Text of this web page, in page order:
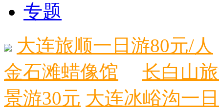
专题
大连旅顺一日游80元/人
金石滩蜡像馆
长白山
景游30元 大连冰峪沟一